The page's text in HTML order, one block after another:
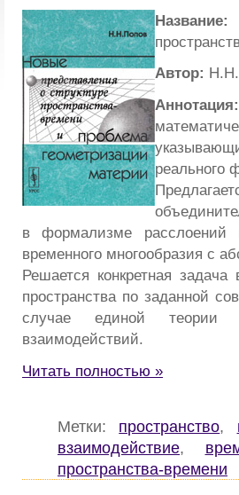
Название:
Автор:
Аннотация:
реального
в формализме расслоений
временного многообразия с
Решается конкретная задача
пространства по заданной
случае единой теории
взаимодействий.
Читать полностью »
Метки: пространство,
взаимодействие,
пространства-времени